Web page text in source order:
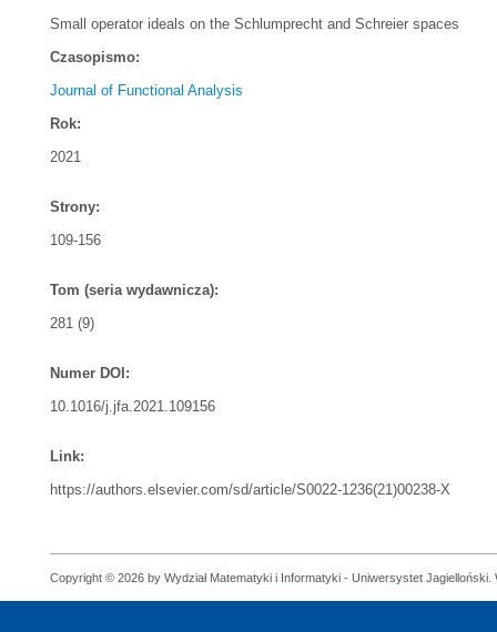
Small operator ideals on the Schlumprecht and Schreier spaces
Czasopismo:
Journal of Functional Analysis
Rok:
2021
Strony:
109-156
Tom (seria wydawnicza):
281 (9)
Numer DOI:
10.1016/j.jfa.2021.109156
Link:
https://authors.elsevier.com/sd/article/S0022-1236(21)00238-X
Copyright © 2026 by Wydział Matematyki i Informatyki - Uniwersystet